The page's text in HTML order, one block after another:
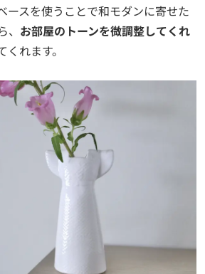
ースを使うことで和モダンに寄せた
お部屋のトーンを微調整してくれ
くれます。